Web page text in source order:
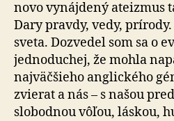
novo vynájdený ateizmus
Dary pravdy, vedy,
sveta. Dozvedel som sa o
jednoduchej, že mohla
najväčšieho anglického
zvierat a nás – s našou
slobodnou vôľou, láskou,